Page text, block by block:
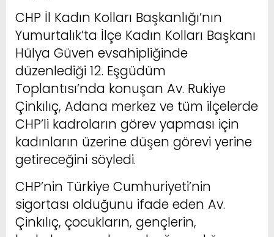
CHP İl Kadın Kolları Başkanlığı’nın
Yumurtalık’ta İlçe Kadın Kolları Başkanı
Hülya Güven evsahipliğinde
düzenlediği 12. Eşgüdüm
Toplantısı’nda konuşan Av. Rukiye
Çinkılıç, Adana merkez ve tüm ilçelerde
CHP’li kadroların görev yapması için
kadınların üzerine düşen görevi yerine
getireceğini söyledi.
CHP’nin Türkiye Cumhuriyeti’nin
sigortası olduğunu ifade eden Av.
Çinkılıç, çocukların, gençlerin,